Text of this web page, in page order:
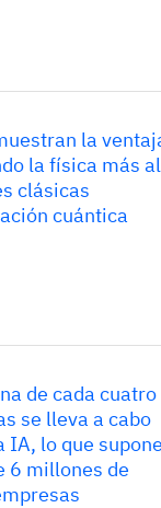
la
la física más
clásicas
cuántica
de cada cuatro
se lleva a cabo
IA, lo que supone
6 millones de